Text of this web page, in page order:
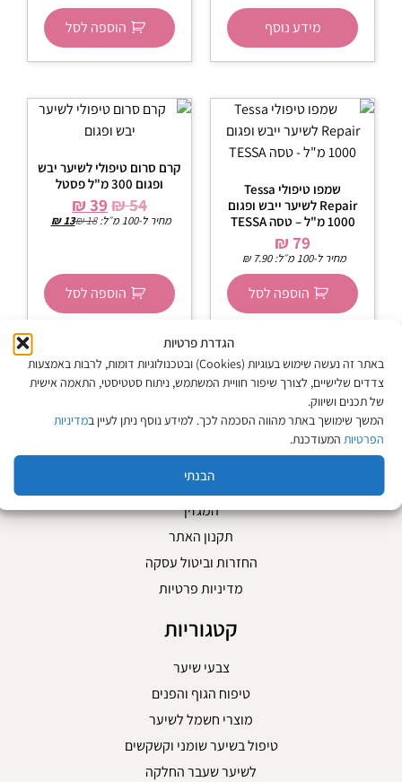
הגדרת פרטיות
באתר זה נעשה שימוש בעוגיות (Cookies) ובטכנולוגיות דומות, לרבות באמצעות
צדדים שלישיים, לצורך שיפור חוויית המשתמש, ניתוח סטטיסטי, התאמה אישית
של תכנים ושיווק.
המשך שימושך באתר מהווה הסכמה לכך. למידע נוסף ניתן לעיין במדיניות
הפרטיותהמעודכנת.
הבנתי
מידע נוסף הוספה לסל
שמפו טיפולי Tessa
Repair לשיער ייבש ופגום
1000 מ"ל – טסה TESSA
₪ 79
מחיר ל-100 מ״ל: ₪7.90
הוספה לסל
קרם סרום טיפולי לשיער יבש
ופגום 300 מ"ל פסטל
₪54
₪39
מחיר ל-100 מ״ל: ₪18
₪13
הוספה לסל
מפת האתר
אודות
צור קשר
המגזין
תקנון האתר
החזרות וביטול עסקה
מדיניות פרטיות
קטגוריות
צבעי שיער
טיפוח הגוף והפנים
מוצרי חשמל לשיער
טיפול בשיער שומני וקשקשים
לשיער שעבר החלקה